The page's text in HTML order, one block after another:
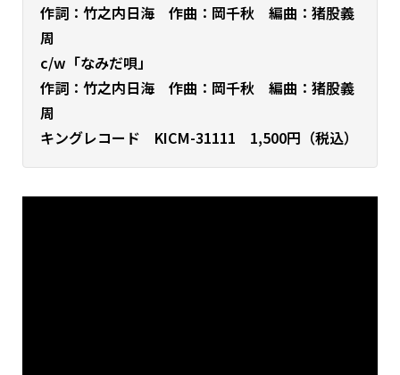
作詞：竹之内日海 作曲：岡千秋 編曲：猪股義
周
c/w「なみだ唄」
作詞：竹之内日海 作曲：岡千秋 編曲：猪股義
周
キングレコード KICM-31111 1,500円（税込）